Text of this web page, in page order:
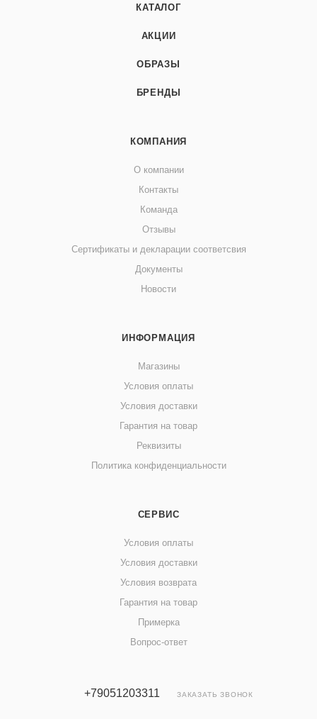
КАТАЛОГ
АКЦИИ
ОБРАЗЫ
БРЕНДЫ
КОМПАНИЯ
О компании
Контакты
Команда
Отзывы
Сертификаты и декларации соответсвия
Документы
Новости
ИНФОРМАЦИЯ
Магазины
Условия оплаты
Условия доставки
Гарантия на товар
Реквизиты
Политика конфиденциальности
СЕРВИС
Условия оплаты
Условия доставки
Условия возврата
Гарантия на товар
Примерка
Вопрос-ответ
+79051203311 ЗАКАЗАТЬ ЗВОНОК